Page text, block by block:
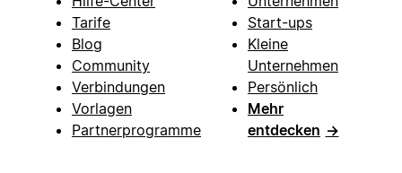
Tarife
Blog
Community
Verbindungen
Vorlagen
Partnerprogramme
Start-ups
Kleine
Unternehmen
Persönlich
Mehr
entdecken →